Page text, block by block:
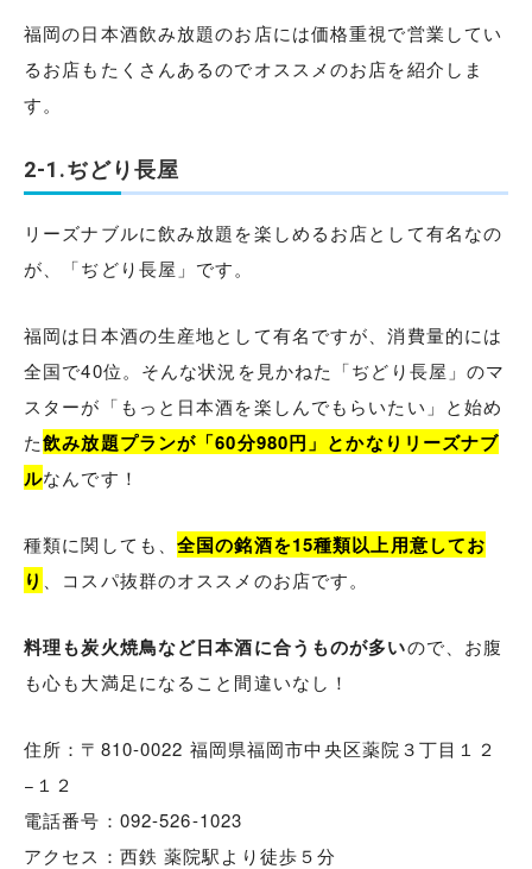
福岡の日本酒飲み放題のお店には価格重視で営業してい
るお店もたくさんあるのでオススメのお店を紹介しま
す。
2-1.ぢどり長屋
リーズナブルに飲み放題を楽しめるお店として有名なの
が、「ぢどり長屋」です。
福岡は日本酒の生産地として有名ですが、消費量的には
全国で40位。そんな状況を見かねた「ぢどり長屋」のマ
スターが「もっと日本酒を楽しんでもらいたい」と始め
た飲み放題プランが「60分980円」とかなりリーズナブ
ルなんです！
種類に関しても、 全国の銘酒を15種類以上用意してお
り
、コスパ抜群のオススメのお店です。
料理も炭火焼鳥など日本酒に合うものが多いので、お腹
も心も大満足になること間違いなし！
住所：〒810-0022 福岡県福岡市中央区薬院３丁目１２
−１２
電話番号：092-526-1023
アクセス：西鉄 薬院駅より徒歩５分